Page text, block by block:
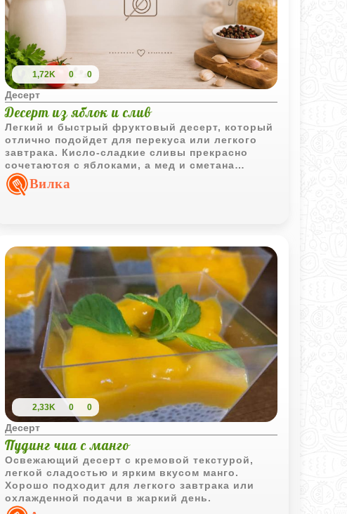
1,72K 0 0
Десерт
Десерт из яблок и слив
Легкий и быстрый фруктовый десерт, который
отлично подойдет для перекуса или легкого
завтрака. Кисло-сладкие сливы прекрасно
сочетаются с яблоками, а мед и сметана
делают вкус нежным и гармоничным. Рецепт
невероятно простой, так что приготовить такое
Вилка
2,33K 0 0
Десерт
Пудинг чиа с манго
Освежающий десерт с кремовой текстурой,
легкой сладостью и ярким вкусом манго.
Хорошо подходит для легкого завтрака или
охлажденной подачи в жаркий день.